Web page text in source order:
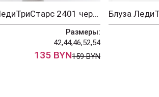
Брюки ЛедиТриСтарс 2401 черный
Размеры:
42,44,46,52,54
135 BYN159 BYN